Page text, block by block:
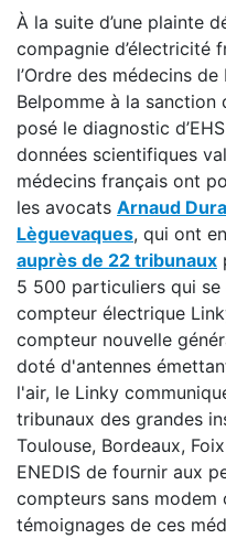
À la suite d’une plainte
compagnie d’électricité
l’Ordre des médecins
Belpomme à la sanction
posé le diagnostic
données scientifiques
médecins français ont
les avocats Arnaud
Lèguevaques, qui ont
auprès de 22 tribunaux
5 500 particuliers qui se
compteur électrique
compteur nouvelle
doté d'antennes
l'air, le Linky
tribunaux des grandes
Toulouse, Bordeaux,
ENEDIS de fournir aux
compteurs sans modem
témoignages de ces